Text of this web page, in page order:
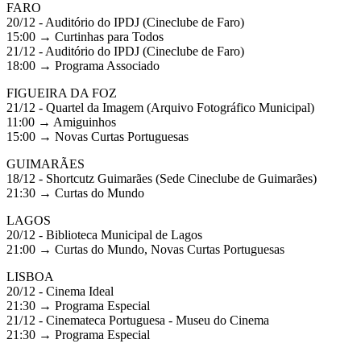
FARO
20/12 - Auditório do IPDJ (Cineclube de Faro)
15:00 → Curtinhas para Todos
21/12 - Auditório do IPDJ (Cineclube de Faro)
18:00 → Programa Associado
FIGUEIRA DA FOZ
21/12 - Quartel da Imagem (Arquivo Fotográfico Municipal)
11:00 → Amiguinhos
15:00 → Novas Curtas Portuguesas
GUIMARÃES
18/12 - Shortcutz Guimarães (Sede Cineclube de Guimarães)
21:30 → Curtas do Mundo
LAGOS
20/12 - Biblioteca Municipal de Lagos
21:00 → Curtas do Mundo, Novas Curtas Portuguesas
LISBOA
20/12 - Cinema Ideal
21:30 → Programa Especial
21/12 - Cinemateca Portuguesa - Museu do Cinema
21:30 → Programa Especial